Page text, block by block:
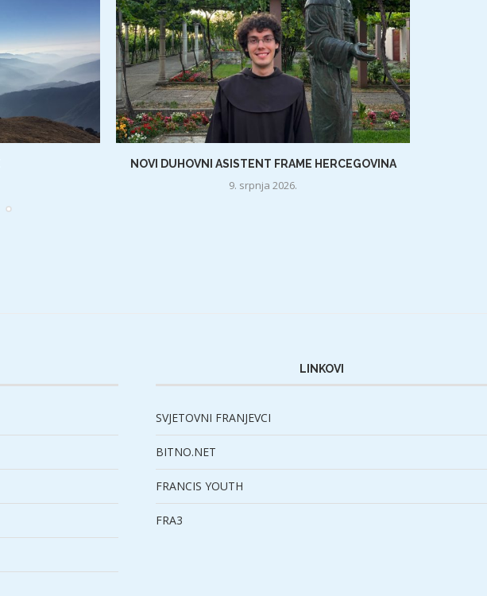
NOVI DUHOVNI ASISTENT FRAME HERCEGOVINA
9. srpnja 2026.
LINKOVI
SVJETOVNI FRANJEVCI
BITNO.NET
FRANCIS YOUTH
FRA3